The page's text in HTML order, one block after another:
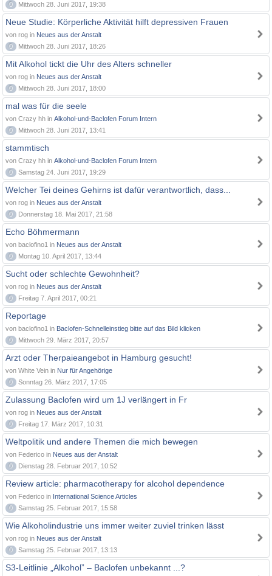
0
Mittwoch 28. Juni 2017, 19:38
Neue Studie: Körperliche Aktivität hilft depressiven Frauen
von rog in Neues aus der Anstalt
0
Mittwoch 28. Juni 2017, 18:26
Mit Alkohol tickt die Uhr des Alters schneller
von rog in Neues aus der Anstalt
0
Mittwoch 28. Juni 2017, 18:00
mal was für die seele
von Crazy hh in Alkohol-und-Baclofen Forum Intern
0
Mittwoch 28. Juni 2017, 13:41
stammtisch
von Crazy hh in Alkohol-und-Baclofen Forum Intern
0
Samstag 24. Juni 2017, 19:29
Welcher Tei deines Gehirns ist dafür verantwortlich, dass...
von rog in Neues aus der Anstalt
0
Donnerstag 18. Mai 2017, 21:58
Echo Böhmermann
von baclofino1 in Neues aus der Anstalt
0
Montag 10. April 2017, 13:44
Sucht oder schlechte Gewohnheit?
von rog in Neues aus der Anstalt
0
Freitag 7. April 2017, 00:21
Reportage
von baclofino1 in Baclofen-Schnelleinstieg bitte auf das Bild klicken
0
Mittwoch 29. März 2017, 20:57
Arzt oder Therpaieangebot in Hamburg gesucht!
von White Vein in Nur für Angehörige
0
Sonntag 26. März 2017, 17:05
Zulassung Baclofen wird um 1J verlängert in Fr
von rog in Neues aus der Anstalt
0
Freitag 17. März 2017, 10:31
Weltpolitik und andere Themen die mich bewegen
von Federico in Neues aus der Anstalt
0
Dienstag 28. Februar 2017, 10:52
Review article: pharmacotherapy for alcohol dependence
von Federico in International Science Articles
0
Samstag 25. Februar 2017, 15:58
Wie Alkoholindustrie uns immer weiter zuviel trinken lässt
von rog in Neues aus der Anstalt
0
Samstag 25. Februar 2017, 13:13
S3-Leitlinie „Alkohol” – Baclofen unbekannt ...?